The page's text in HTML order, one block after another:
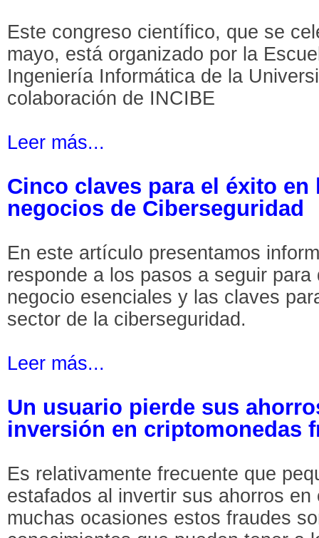
Este congreso científico, que se
mayo, está organizado por la
Ingeniería Informática de la
colaboración de INCIBE
Leer más...
Cinco claves para el éxito
negocios de Ciberseguridad
En este artículo presentamos
responde a los pasos a seguir
negocio esenciales y las claves
sector de la ciberseguridad.
Leer más...
Un usuario pierde sus
inversión en criptomonedas
Es relativamente frecuente que
estafados al invertir sus ahorros en
muchas ocasiones estos fraudes